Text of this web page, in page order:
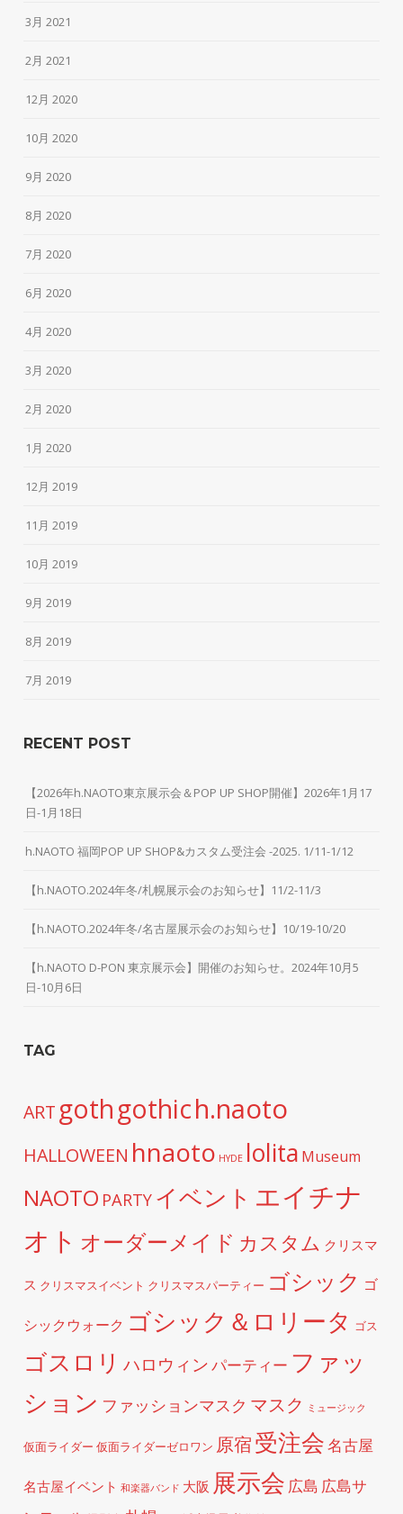
3月 2021
2月 2021
12月 2020
10月 2020
9月 2020
8月 2020
7月 2020
6月 2020
4月 2020
3月 2020
2月 2020
1月 2020
12月 2019
11月 2019
10月 2019
9月 2019
8月 2019
7月 2019
RECENT POST
【2026年h.NAOTO東京展示会＆POP UP SHOP開催】2026年1月17
日-1月18日
h.NAOTO 福岡POP UP SHOP&カスタム受注会 -2025. 1/11-1/12
【h.NAOTO.2024年冬/札幌展示会のお知らせ】11/2-11/3
【h.NAOTO.2024年冬/名古屋展示会のお知らせ】10/19-10/20
【h.NAOTO D-PON 東京展示会】開催のお知らせ。2024年10月5
日-10月6日
TAG
ART gothgothich.naoto
HALLOWEEN hnaoto HYDE lolita Museum
NAOTO PARTY イベント エイチナ
オト オーダーメイド カスタム クリスマ
ス クリスマスイベント クリスマスパーティー ゴシック ゴ
シックウォーク ゴシック＆ロリータ ゴス
ゴスロリ ハロウィンパーティー ファッ
ション ファッションマスク マスク ミュージック
仮面ライダー 仮面ライダーゼロワン 原宿受注会名古屋
名古屋イベント 和楽器バンド 大阪 展示会 広島 広島サ